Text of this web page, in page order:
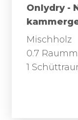
Onlydry -
Mischholz
0.7
1